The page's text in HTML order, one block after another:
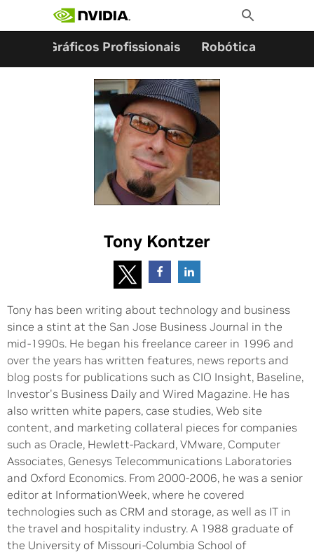
Toggle
Search
Gráficos Profissionais Robótica
Tony Kontzer
Tony has been writing about technology and business
since a stint at the San Jose Business Journal in the
mid-1990s. He began his freelance career in 1996 and
over the years has written features, news reports and
blog posts for publications such as CIO Insight, Baseline,
Investor's Business Daily and Wired Magazine. He has
also written white papers, case studies, Web site
content, and marketing collateral pieces for companies
such as Oracle, Hewlett-Packard, VMware, Computer
Associates, Genesys Telecommunications Laboratories
and Oxford Economics. From 2000-2006, he was a senior
editor at InformationWeek, where he covered
technologies such as CRM and storage, as well as IT in
the travel and hospitality industry. A 1988 graduate of
the University of Missouri-Columbia School of